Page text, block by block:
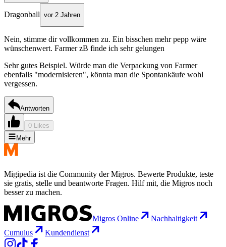
Dragonball vor 2 Jahren
Nein, stimme dir vollkommen zu. Ein bisschen mehr pepp wäre
wünschenwert. Farmer zB finde ich sehr gelungen
Sehr gutes Beispiel. Würde man die Verpackung von Farmer
ebenfalls "modernisieren", könnta man die Spontankäufe wohl
vergessen.
Antworten
0 Likes
Mehr
Migipedia ist die Community der Migros. Bewerte Produkte, teste
sie gratis, stelle und beantworte Fragen. Hilf mit, die Migros noch
besser zu machen.
Migros Online
Nachhaltigkeit
Cumulus
Kundendienst